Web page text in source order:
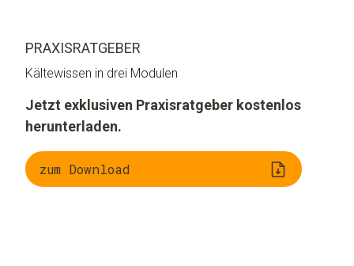
PRAXISRATGEBER
Kältewissen in drei Modulen
Jetzt exklusiven Praxisratgeber kostenlos
herunterladen.
zum Download